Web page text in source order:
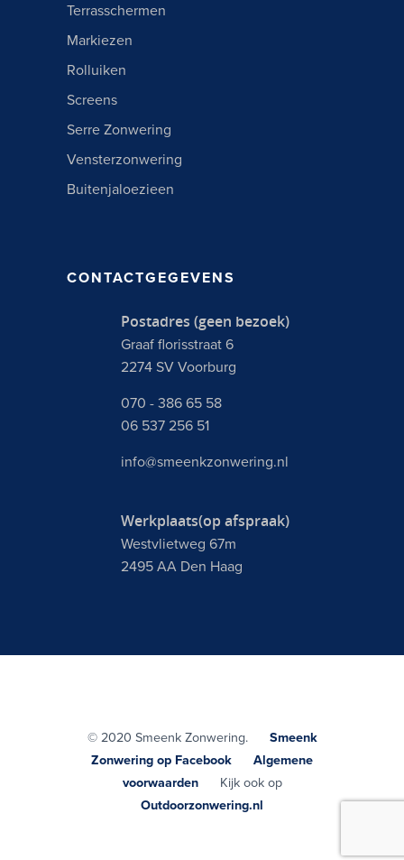
Terrasschermen
Markiezen
Rolluiken
Screens
Serre Zonwering
Vensterzonwering
Buitenjaloezieen
CONTACTGEGEVENS
Postadres (geen bezoek)
Graaf florisstraat 6
2274 SV Voorburg
070 - 386 65 58
06 537 256 51
info@smeenkzonwering.nl
Werkplaats(op afspraak)
Westvlietweg 67m
2495 AA Den Haag
© 2020 Smeenk Zonwering. Smeenk
Zonwering op Facebook
Algemene
voorwaardenKijk ook op
Outdoorzonwering.nl